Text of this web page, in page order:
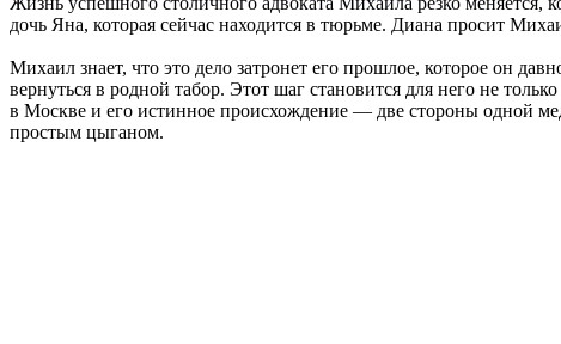
дочь Яна, которая сейчас находится в тюрьме. Диана просит
Михаил знает, что это дело затронет его прошлое, которое он
вернуться в родной табор. Этот шаг становится для него не
в Москве и его истинное происхождение — две стороны одной
простым цыганом.